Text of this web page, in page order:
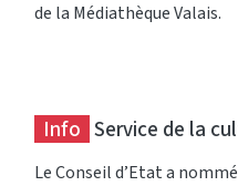
de la Médiathèque Valais.
Info Service de la
Le Conseil d’Etat a